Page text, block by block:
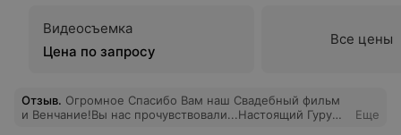
Видеосъемка
Цена по запросу
Все цены
Отзыв. Огромное Спасибо Вам наш Свадебный фильм
и Венчание!Вы нас прочувствовали...Настоящий Гуру
Еще